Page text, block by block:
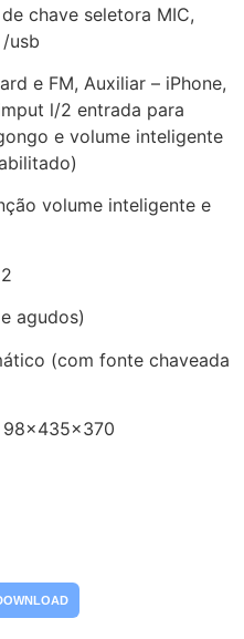
chave seletora MIC,
usb
e FM, Auxiliar – iPhone,
l/2 entrada para
e volume inteligente
volume inteligente e
agudos)
(com fonte chaveada
98x435x370